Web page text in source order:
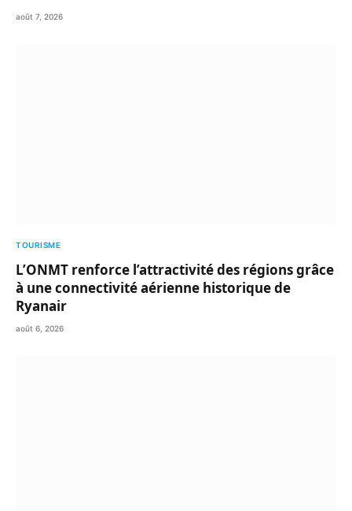
août 7, 2026
TOURISME
L’ONMT renforce l’attractivité des régions grâce
à une connectivité aérienne historique de
Ryanair
août 6, 2026